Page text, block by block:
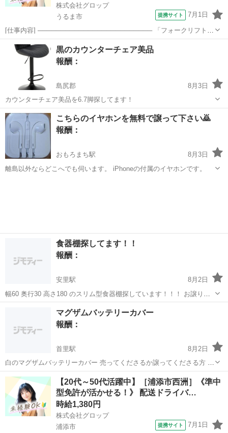
株式会社グロップ
うるま市
提携サイト 7月1日
[仕事内容] ───────────────────────── 「フォークリフトの
資格はあるけど実務経験がない…」 「ブランクがあって自信がな
い…」 問題ございません！ フォークリフトの資格をお持ちであれば
未経験者やブラ...
沖縄 うるま市 仕分け
黒のカウンターチェア美品
報酬：
島尻郡
8月3日
カウンターチェア美品を6.7脚探してます！
沖縄 島尻郡 買いたい/ください
こちらのイヤホンを無料で譲って下さい🙇
報酬：
おもろまち駅
8月3日
離島以外ならどこへでも伺います。 iPhoneの付属のイヤホンです。
食器棚探してます！！
報酬：
安里駅
8月2日
幅60 奥行30 高さ180 のスリム型食器棚探しています！！！ お譲り頂
ける方いましたらご連絡お願いします🙏
安里駅 買いたい/ください
マグザムバッテリーカバー
報酬：
首里駅
8月2日
白のマグザムバッテリーカバー 売ってくださるか譲ってくださる方 い
ませんか？😭💦 至急ほしいです😭💦
沖縄 南城市 首里駅 買いたい/ください
【20代～50代活躍中】［浦添市西洲］《準中
型免許が活かせる！》 配送ドライバ…
時給1,380円
株式会社グロップ
浦添市
提携サイト 7月1日